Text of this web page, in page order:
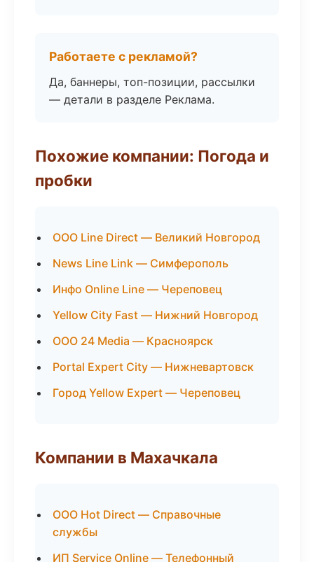
Работаете с рекламой?
Да, баннеры, топ-позиции, рассылки
— детали в разделе Реклама.
Похожие компании: Погода и
пробки
ООО Line Direct — Великий Новгород
News Line Link — Симферополь
Инфо Online Line — Череповец
Yellow City Fast — Нижний Новгород
ООО 24 Media — Красноярск
Portal Expert City — Нижневартовск
Город Yellow Expert — Череповец
Компании в Махачкала
ООО Hot Direct — Справочные
службы
ИП Service Online — Телефонный